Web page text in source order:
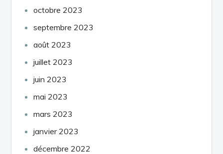
octobre 2023
septembre 2023
août 2023
juillet 2023
juin 2023
mai 2023
mars 2023
janvier 2023
décembre 2022